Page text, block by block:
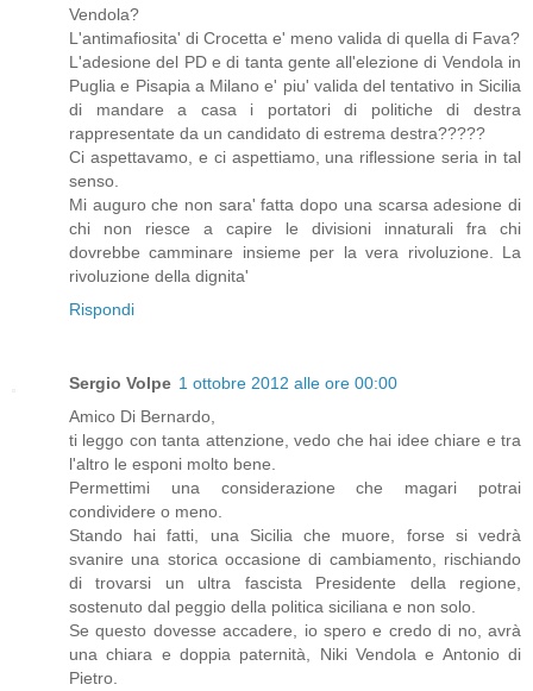
Vendola?
L'antimafiosita' di Crocetta e' meno valida di quella di Fava?
L'adesione del PD e di tanta gente all'elezione di Vendola in
Puglia e Pisapia a Milano e' piu' valida del tentativo in Sicilia
di mandare a casa i portatori di politiche di destra
rappresentate da un candidato di estrema destra?????
Ci aspettavamo, e ci aspettiamo, una riflessione seria in tal
senso.
Mi auguro che non sara' fatta dopo una scarsa adesione di
chi non riesce a capire le divisioni innaturali fra chi
dovrebbe camminare insieme per la vera rivoluzione. La
rivoluzione della dignita'
Rispondi
Sergio Volpe 1 ottobre 2012 alle ore 00:00
Amico Di Bernardo,
ti leggo con tanta attenzione, vedo che hai idee chiare e tra
l'altro le esponi molto bene.
Permettimi una considerazione che magari potrai
condividere o meno.
Stando hai fatti, una Sicilia che muore, forse si vedrà
svanire una storica occasione di cambiamento, rischiando
di trovarsi un ultra fascista Presidente della regione,
sostenuto dal peggio della politica siciliana e non solo.
Se questo dovesse accadere, io spero e credo di no, avrà
una chiara e doppia paternità, Niki Vendola e Antonio di
Pietro.